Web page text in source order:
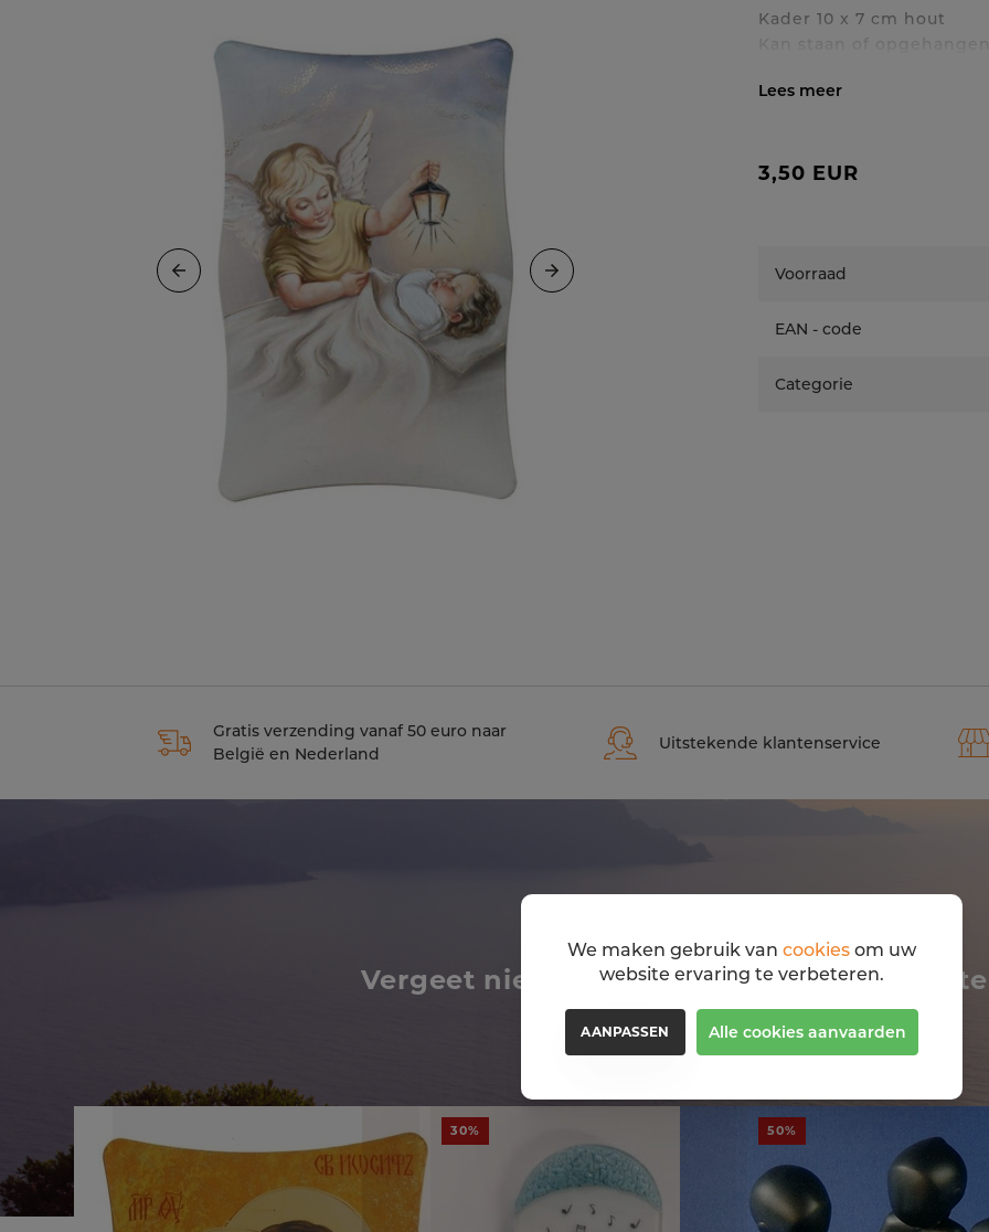
Kader 10 x 7 cm hout
Kan staan of
3,50 EUR
Voorraad
EAN - code
Categorie
Gratis verzending vanaf 50 euro naar
België en Nederland
Uitstekende klantenservice
Vergeet niet om deze religiosa ook eens
30% 50%
We maken gebruik van cookies om uw
website ervaring te verbeteren.
AANPASSEN Alle cookies aanvaarden